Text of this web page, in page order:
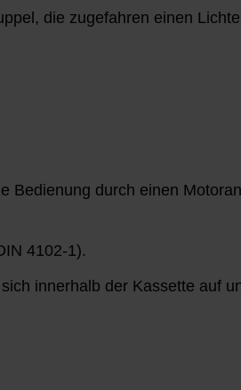
die zugefahren einen
Bedienung durch einen
4102-1).
innerhalb der Kassette auf